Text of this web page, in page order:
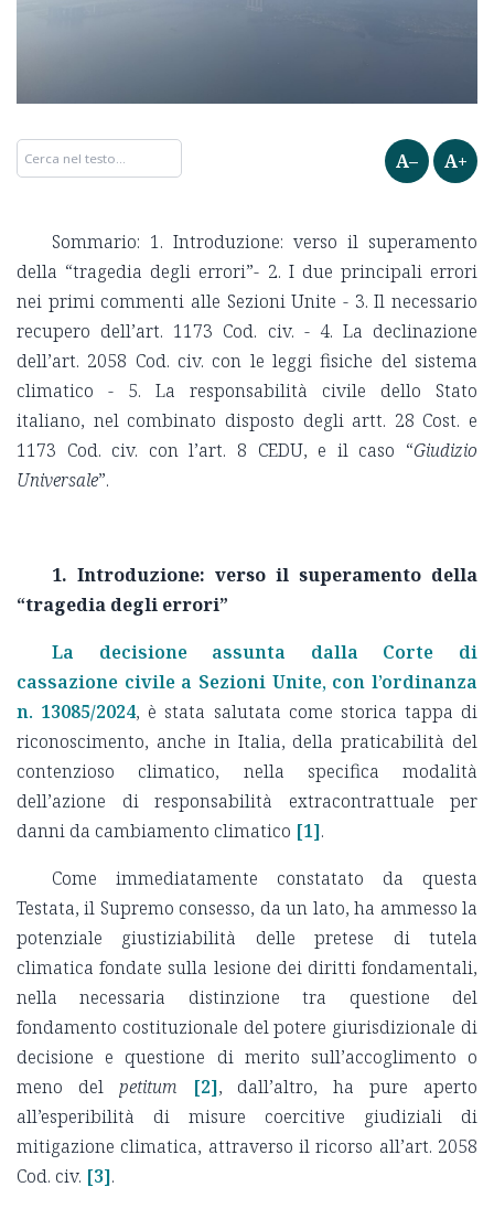
A– A+
Sommario: 1. Introduzione: verso il superamento
della “tragedia degli errori”- 2. I due principali errori
nei primi commenti alle Sezioni Unite - 3. Il necessario
recupero dell’art. 1173 Cod. civ. - 4. La declinazione
dell’art. 2058 Cod. civ. con le leggi fisiche del sistema
climatico - 5. La responsabilità civile dello Stato
italiano, nel combinato disposto degli artt. 28 Cost. e
1173 Cod. civ. con l’art. 8 CEDU, e il caso “Giudizio
Universale”.
1. Introduzione: verso il superamento della
“tragedia degli errori”
La decisione assunta dalla Corte di
cassazione civile a Sezioni Unite, con l’ordinanza
n. 13085/2024, è stata salutata come storica tappa di
riconoscimento, anche in Italia, della praticabilità del
contenzioso climatico, nella specifica modalità
dell’azione di responsabilità extracontrattuale per
danni da cambiamento climatico [1].
Come immediatamente constatato da questa
Testata, il Supremo consesso, da un lato, ha ammesso la
potenziale giustiziabilità delle pretese di tutela
climatica fondate sulla lesione dei diritti fondamentali,
nella necessaria distinzione tra questione del
fondamento costituzionale del potere giurisdizionale di
decisione e questione di merito sull’accoglimento o
meno del petitum [2], dall’altro, ha pure aperto
all’esperibilità di misure coercitive giudiziali di
mitigazione climatica, attraverso il ricorso all’art. 2058
Cod. civ. [3].